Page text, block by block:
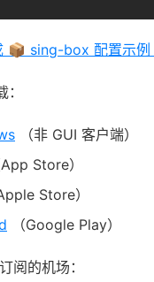
sing-box 配置示例
（非 GUI 客户端）
App Store）
Store）
（Google Play）
阅的机场：